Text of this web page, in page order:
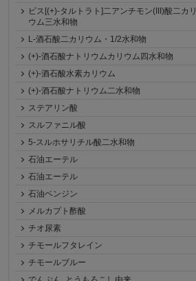
ビス[(+)-タルトラト]二アンチモン(III)酸二カリ
ウム三水和物
L-酒石酸二カリウム・1/2水和物
(+)-酒石酸ナトリウムカリウム四水和物
(+)-酒石酸水素カリウム
(+)-酒石酸ナトリウム二水和物
ステアリン酸
スルファニル酸
5-スルホサリチル酸二水和物
石油エーテル
石油エーテル
石油ベンジン
メルカプト酢酸
チオ尿素
チモールフタレイン
チモールブルー